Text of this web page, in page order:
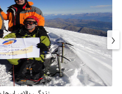
‹